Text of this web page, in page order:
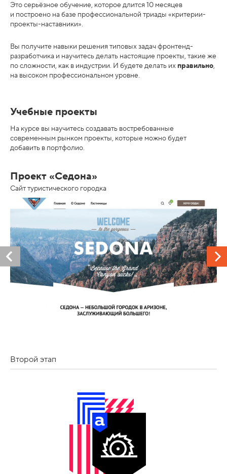
Это серьёзное обучение, которое длится 10 месяцев
и построено на базе профессиональной триады «критерии-
проекты-наставники».
Вы получите навыки решения типовых задач фронтенд-
разработчика и научитесь делать настоящие проекты, такие же
по сложности, как в индустрии. И будете делать их правильно,
на высоком профессиональном уровне.
Учебные проекты
На курсе вы научитесь создавать востребованные
современным рынком проекты, которые можно будет
добавить в портфолио.
Проект «Седона»
Сайт туристического городка
Второй этап